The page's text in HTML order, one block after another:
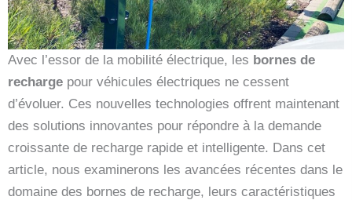
Avec l’essor de la mobilité électrique, les bornes de
recharge pour véhicules électriques ne cessent
d’évoluer. Ces nouvelles technologies offrent maintenant
des solutions innovantes pour répondre à la demande
croissante de recharge rapide et intelligente. Dans cet
article, nous examinerons les avancées récentes dans le
domaine des bornes de recharge, leurs caractéristiques